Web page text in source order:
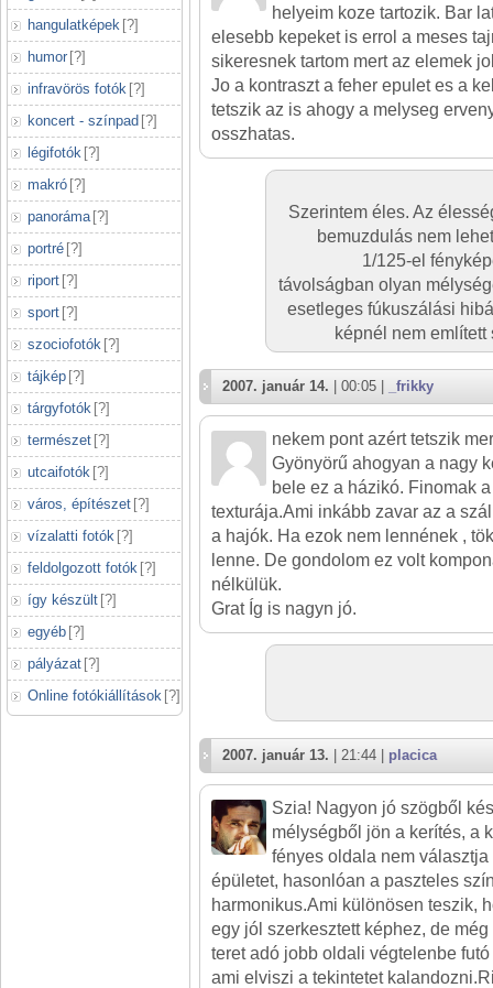
hangulatképek [?]
humor [?]
infravörös fotók [?]
koncert - színpad [?]
légifotók [?]
makró [?]
panoráma [?]
portré [?]
riport [?]
sport [?]
szociofotók [?]
tájkép [?]
tárgyfotók [?]
természet [?]
utcaifotók [?]
város, építészet [?]
vízalatti fotók [?]
feldolgozott fotók [?]
így készült [?]
egyéb [?]
pályázat [?]
Online fotókiállítások [?]
helyeim koze tartozik. Bar
elesebb kepeket is errol a meses
sikeresnek tartom mert az elemek
Jo a kontraszt a feher epulet es a
tetszik az is ahogy a melyseg
osszhatas.
Szerintem éles. Az
bemuzdulás nem
1/125-el
távolságban olyan
esetleges fúkuszálási
képnél nem
2007. január 14. | 00:05 | _frikky
nekem pont azért tetszik
Gyönyörű ahogyan a nagy
bele ez a házikó. Finomak
texturája.Ami inkább zavar az a
a hajók. Ha ezok nem lennének ,
lenne. De gondolom ez volt
nélkülük.
Grat Íg is nagyn jó.
2007. január 13. | 21:44 | placica
Szia! Nagyon jó szögből
mélységből jön a kerítés, a
fényes oldala nem
épületet, hasonlóan a paszteles
harmonikus.Ami különösen teszik,
egy jól szerkesztett képhez, de
teret adó jobb oldali végtelenbe
ami elviszi a tekintetet